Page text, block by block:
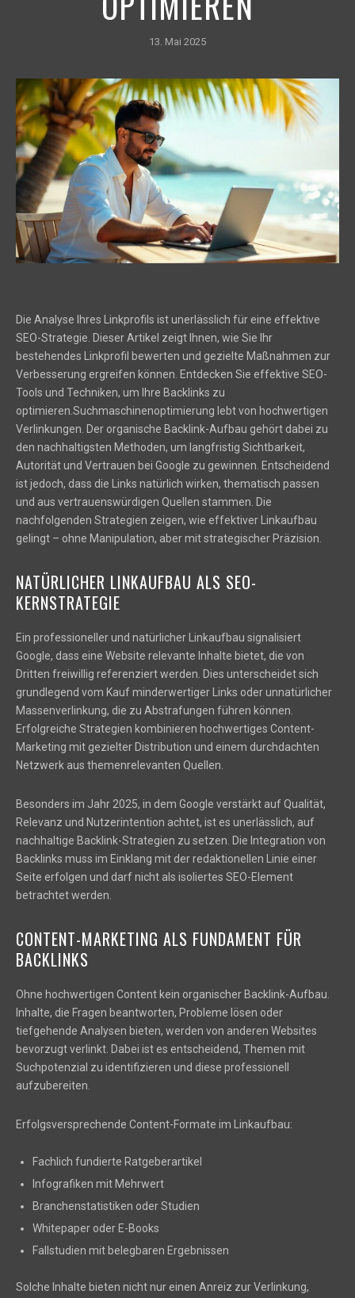
13. Mai 2025
Die Analyse Ihres Linkprofils ist unerlässlich für eine effektive
SEO-Strategie. Dieser Artikel zeigt Ihnen, wie Sie Ihr
bestehendes Linkprofil bewerten und gezielte Maßnahmen zur
Verbesserung ergreifen können. Entdecken Sie effektive SEO-
Tools und Techniken, um Ihre Backlinks zu
optimieren.Suchmaschinenoptimierung lebt von hochwertigen
Verlinkungen. Der organische Backlink-Aufbau gehört dabei zu
den nachhaltigsten Methoden, um langfristig Sichtbarkeit,
Autorität und Vertrauen bei Google zu gewinnen. Entscheidend
ist jedoch, dass die Links natürlich wirken, thematisch passen
und aus vertrauenswürdigen Quellen stammen. Die
nachfolgenden Strategien zeigen, wie effektiver Linkaufbau
gelingt – ohne Manipulation, aber mit strategischer Präzision.
NATÜRLICHER LINKAUFBAU ALS SEO-
KERNSTRATEGIE
Ein professioneller und natürlicher Linkaufbau signalisiert
Google, dass eine Website relevante Inhalte bietet, die von
Dritten freiwillig referenziert werden. Dies unterscheidet sich
grundlegend vom Kauf minderwertiger Links oder unnatürlicher
Massenverlinkung, die zu Abstrafungen führen können.
Erfolgreiche Strategien kombinieren hochwertiges Content-
Marketing mit gezielter Distribution und einem durchdachten
Netzwerk aus themenrelevanten Quellen.
Besonders im Jahr 2025, in dem Google verstärkt auf Qualität,
Relevanz und Nutzerintention achtet, ist es unerlässlich, auf
nachhaltige Backlink-Strategien zu setzen. Die Integration von
Backlinks muss im Einklang mit der redaktionellen Linie einer
Seite erfolgen und darf nicht als isoliertes SEO-Element
betrachtet werden.
CONTENT-MARKETING ALS FUNDAMENT FÜR
BACKLINKS
Ohne hochwertigen Content kein organischer Backlink-Aufbau.
Inhalte, die Fragen beantworten, Probleme lösen oder
tiefgehende Analysen bieten, werden von anderen Websites
bevorzugt verlinkt. Dabei ist es entscheidend, Themen mit
Suchpotenzial zu identifizieren und diese professionell
aufzubereiten.
Erfolgsversprechende Content-Formate im Linkaufbau:
Fachlich fundierte Ratgeberartikel
Infografiken mit Mehrwert
Branchenstatistiken oder Studien
Whitepaper oder E-Books
Fallstudien mit belegbaren Ergebnissen
Solche Inhalte bieten nicht nur einen Anreiz zur Verlinkung,